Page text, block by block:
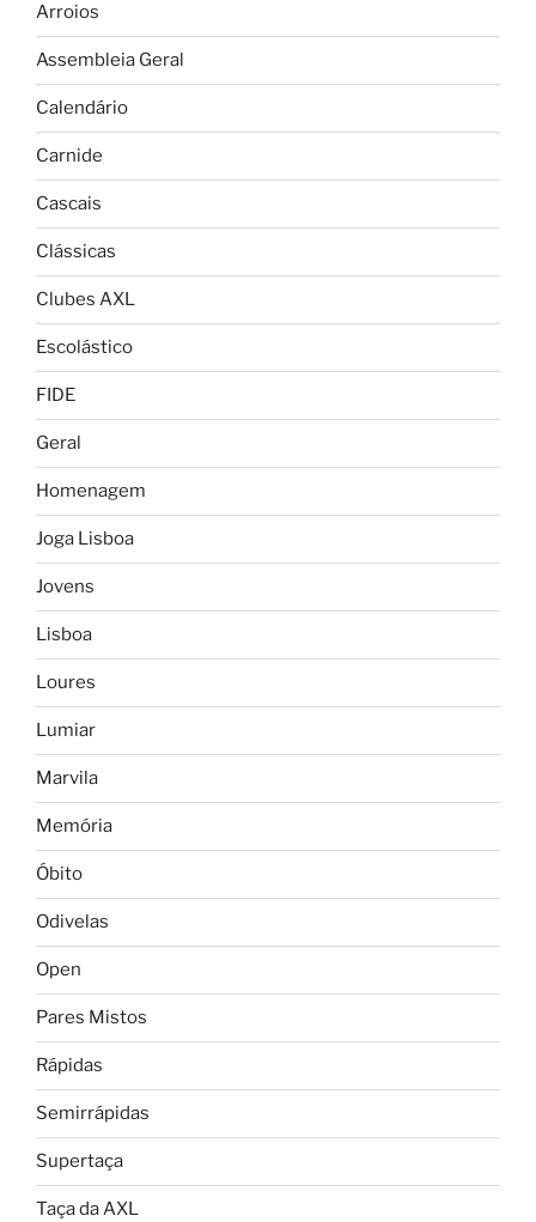
Arroios
Assembleia Geral
Calendário
Carnide
Cascais
Clássicas
Clubes AXL
Escolástico
FIDE
Geral
Homenagem
Joga Lisboa
Jovens
Lisboa
Loures
Lumiar
Marvila
Memória
Óbito
Odivelas
Open
Pares Mistos
Rápidas
Semirrápidas
Supertaça
Taça da AXL